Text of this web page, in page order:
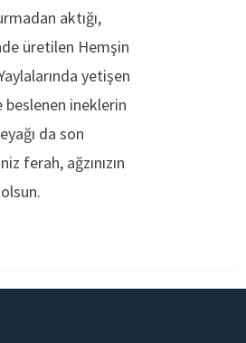
aktığı,
üretilen Hemşin
yetişen
beslenen ineklerin
da son
ferah, ağzınızın